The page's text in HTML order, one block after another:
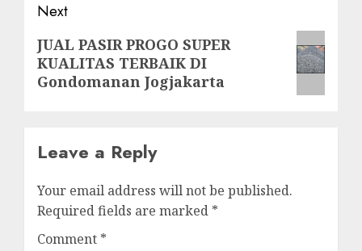
Next
Next
post:
JUAL PASIR PROGO SUPER
KUALITAS TERBAIK DI
Gondomanan Jogjakarta
Leave a Reply
Your email address will not be published.
Required fields are marked *
Comment *